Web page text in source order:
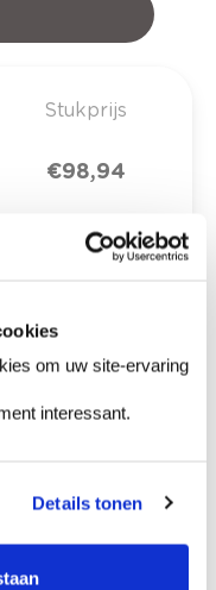
om uw site-ervaring
interessant.
Details tonen
Stukprijs
€ 98,94